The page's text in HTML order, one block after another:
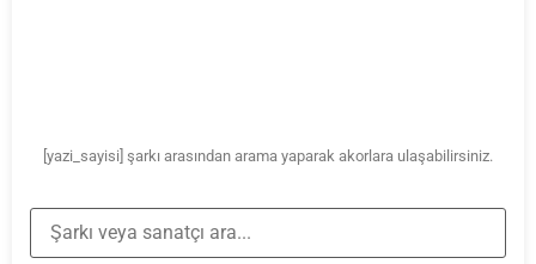
[yazi_sayisi] şarkı arasından arama yaparak akorlara ulaşabilirsiniz.